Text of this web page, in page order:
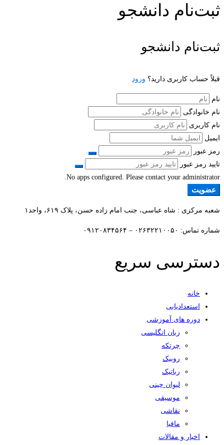
ثبت‌نام دانشجو
ثبت‌نام دانشجو
قبلاً حساب کاربری دارید؟ ورود
نام
نام خانوادگی
نام کاربری
ایمیل
رمز عبور
تایید رمز عبور
No apps configured. Please contact your administrator.
عضویت
شعبه مرکزی : شاه عباسی، جنب امام زاده حسن، پلاک ۶۱۹، واحد۱​
شماره تماس: ۰۲۶۳۲۲۱۰۰۵۰ – ۰۹۱۲۰۸۳۴۵۶۴
دسترسی سریع
خانه
استعدادیابی
دوره های آموزشی
زبان انگلیسی
چرتکه
روبیک
رباتیک
لیوان چینی
موسیقی
نقاشی
مافیا
اخبار و مقالات